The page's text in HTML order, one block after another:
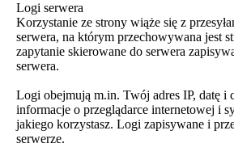
Logi serwera
Korzystanie ze strony wiąże się z
serwera, na którym przechowywana jest
zapytanie skierowane do serwera
serwera.
Logi obejmują m.in. Twój adres IP, datę i
informacje o przeglądarce internetowej i
jakiego korzystasz. Logi zapisywane i
serwerze.